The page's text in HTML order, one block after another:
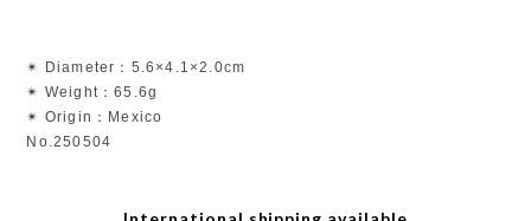
✴︎ Diameter：5.6×4.1×2.0cm
✴︎ Weight：65.6g
✴︎ Origin：Mexico
No.250504